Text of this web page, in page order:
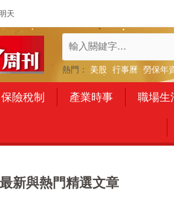
天
熱門： 美股 行事曆 勞保年
保險稅制 產業時事 職場生
新與熱門精選文章